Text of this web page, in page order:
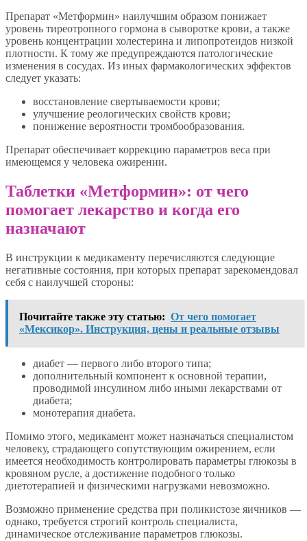
Препарат «Метформин» наилучшим образом понижает
уровень тиреотропного гормона в сыворотке крови, а также
уровень концентрации холестерина и липопротеидов низкой
плотности. К тому же предупреждаются патологические
изменения в сосудах. Из иных фармакологических эффектов
следует указать:
восстановление свертываемости крови;
улучшение реологических свойств крови;
понижение вероятности тромбообразования.
Препарат обеспечивает коррекцию параметров веса при
имеющемся у человека ожирении.
Таблетки «Метформин»: от чего
помогает лекарство и когда его
назначают
В инструкции к медикаменту перечисляются следующие
негативные состояния, при которых препарат зарекомендовал
себя с наилучшей стороны:
Почитайте также эту статью: От чего помогает
«Мексикор». Инструкция, цены и реальные отзывы
диабет — первого либо второго типа;
дополнительный компонент к основной терапии,
проводимой инсулином либо иными лекарствами от
диабета;
монотерапия диабета.
Помимо этого, медикамент может назначаться специалистом
человеку, страдающего сопутствующим ожирением, если
имеется необходимость контролировать параметры глюкозы в
кровяном русле, а достижение подобного только
диетотерапией и физическими нагрузками невозможно.
Возможно применение средства при поликистозе яичников —
однако, требуется строгий контроль специалиста,
динамическое отслеживание параметров глюкозы.